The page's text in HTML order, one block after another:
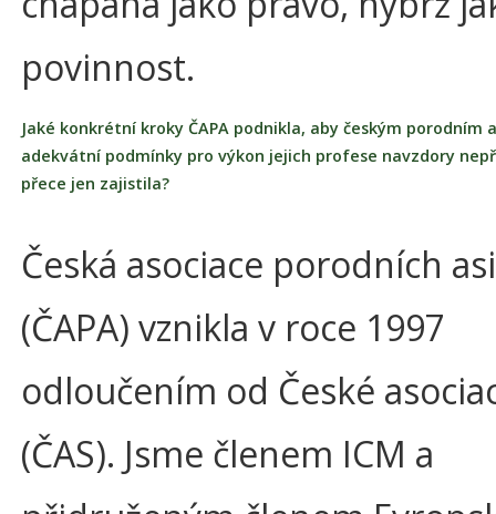
povinnost.
Jaké konkrétní kroky ČAPA podnikla, aby českým porodním
adekvátní podmínky pro výkon jejich profese navzdory
přece jen zajistila?
Česká asociace porodních
(ČAPA) vznikla v roce 1997
odloučením od České
(ČAS). Jsme členem ICM a